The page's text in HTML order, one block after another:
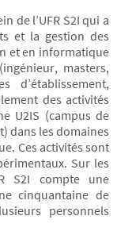
de l’UFR S2I qui a
et la gestion des
et en informatique
masters,
d’établissement,
des activités
U2IS (campus de
dans les domaines
Ces activités sont
Sur les
S2I compte une
cinquantaine de
personnels